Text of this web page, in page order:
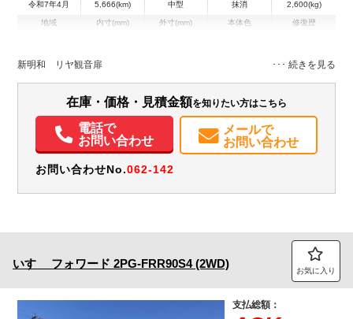
令和7年4月 5,666(km) 中型 抹消 2,600(kg)
地域 内寸(mm)
H:1,200
外寸(mm) 本体色 修復歴
エアコン パワステ パワーウィンドウ ABS エアバッグ
新明和 リヤ観音扉
在庫・価格・見積金額を知りたい方はこちら
電話で
お問い合わせ
メールで
お問い合わせ
お問い合わせNo.062-142
いすゞ フォワード 2PG-FRR90S4 (2WD) お気に入り
支払総額：